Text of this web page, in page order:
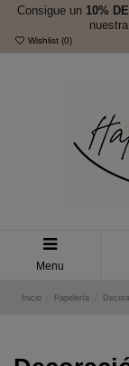
Consigue un 10%
Wishlist (0)
Menu
Inicio Papelería